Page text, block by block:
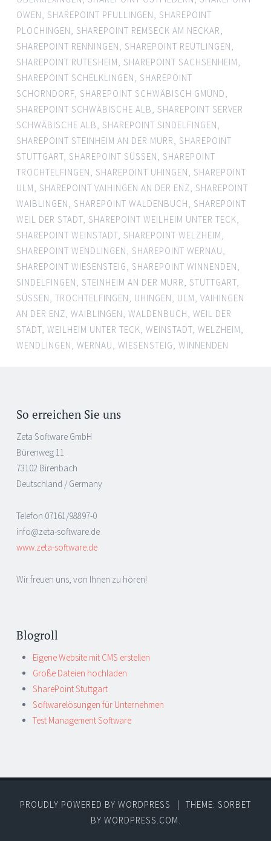
OWEN, SHAREPOINT PFULLINGEN, SHAREPOINT
PLOCHINGEN, SHAREPOINT REMSECK AM NECKAR,
SHAREPOINT RENNINGEN, SHAREPOINT REUTLINGEN,
SHAREPOINT RUTESHEIM, SHAREPOINT SACHSENHEIM,
SHAREPOINT SCHELKLINGEN, SHAREPOINT
SCHORNDORF, SHAREPOINT SCHWÄBISCH GMÜND,
SHAREPOINT SCHWÄBISCHE ALB, SHAREPOINT SERVER
SCHWÄBISCHE ALB, SHAREPOINT SINDELFINGEN,
SHAREPOINT STEINHEIM AN DER MURR, SHAREPOINT
STUTTGART, SHAREPOINT SÜSSEN , SHAREPOINT
TROCHTELFINGEN, SHAREPOINT UHINGEN, SHAREPOINT
ULM, SHAREPOINT VAIHINGEN AN DER ENZ, SHAREPOINT
WAIBLINGEN, SHAREPOINT WALDENBUCH, SHAREPOINT
WEIL DER STADT, SHAREPOINT WEILHEIM UNTER TECK,
SHAREPOINT WEINSTADT, SHAREPOINT WELZHEIM,
SHAREPOINT WENDLINGEN, SHAREPOINT WERNAU,
SHAREPOINT WIESENSTEIG, SHAREPOINT WINNENDEN,
SINDELFINGEN, STEINHEIM AN DER MURR, STUTTGART,
SÜSSEN
, TROCHTELFINGEN, UHINGEN, ULM, VAIHINGEN
AN DER ENZ, WAIBLINGEN, WALDENBUCH, WEIL DER
STADT, WEILHEIM UNTER TECK, WEINSTADT, WELZHEIM,
WENDLINGEN, WERNAU, WIESENSTEIG, WINNENDEN
So erreichen Sie uns
Zeta Software GmbH
Bürenweg 11
73102 Birenbach
Deutschland / Germany
Telefon 07161/98897-0
info@zeta-software.de
www.zeta-software.de
Wir freuen uns, von Ihnen zu hören!
Blogroll
Eigene Website mit CMS erstellen
Große Dateien hochladen
SharePoint Stuttgart
Softwarelösungen für Unternehmen
Test Management Software
PROUDLY POWERED BY WORDPRESS |
THEME: SORBET
BY WORDPRESS.COM.